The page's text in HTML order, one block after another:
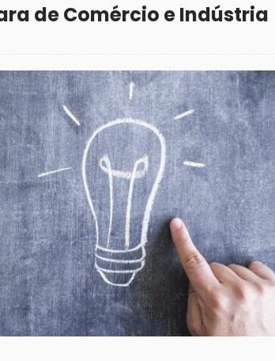
de Comércio e Indústria